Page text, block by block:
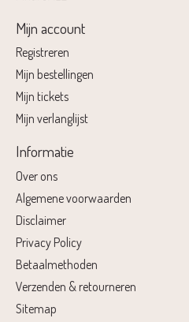
Mijn account
Registreren
Mijn bestellingen
Mijn tickets
Mijn verlanglijst
Informatie
Over ons
Algemene voorwaarden
Disclaimer
Privacy Policy
Betaalmethoden
Verzenden & retourneren
Sitemap